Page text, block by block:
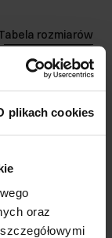
plikach cookies
oraz
rozmiarów
rozmiar S.